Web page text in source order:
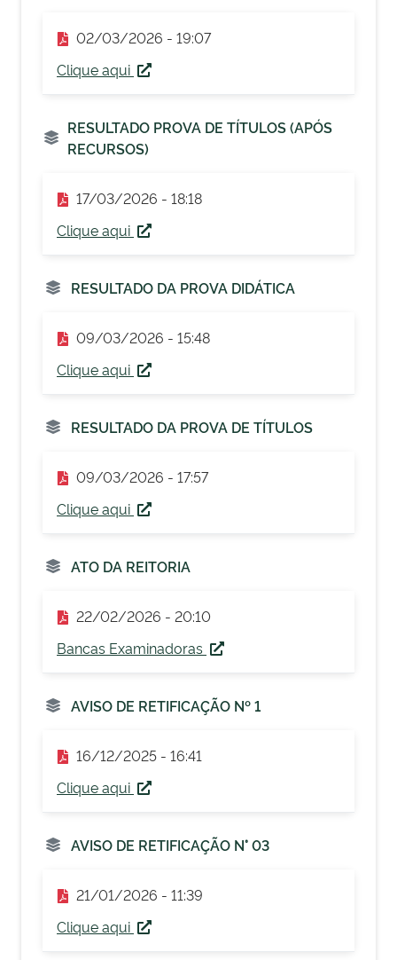
02/03/2026 - 19:07
Clique aqui
RESULTADO PROVA DE TÍTULOS (APÓS
RECURSOS)
17/03/2026 - 18:18
Clique aqui
RESULTADO DA PROVA DIDÁTICA
09/03/2026 - 15:48
Clique aqui
RESULTADO DA PROVA DE TÍTULOS
09/03/2026 - 17:57
Clique aqui
ATO DA REITORIA
22/02/2026 - 20:10
Bancas Examinadoras
AVISO DE RETIFICAÇÃO Nº 1
16/12/2025 - 16:41
Clique aqui
AVISO DE RETIFICAÇÃO N° 03
21/01/2026 - 11:39
Clique aqui